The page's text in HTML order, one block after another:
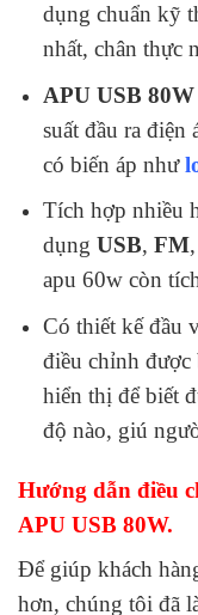
dụng chuẩn kỹ
nhất, chân thực
APU USB 80W
suất đầu ra điện
có biến áp như
Tích hợp nhiều
dụng USB, FM,
apu 60w còn
Có thiết kế đầu
điều chỉnh được
hiển thị để biết
độ nào, giú
Hướng dẫn điều
APU USB 80W.
Để giúp khách
hơn, chúng tôi đã